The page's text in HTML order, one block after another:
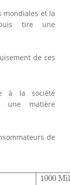
mondiales et la
puis tire une
de ces
à la société
une matière
de
1000
Europe de